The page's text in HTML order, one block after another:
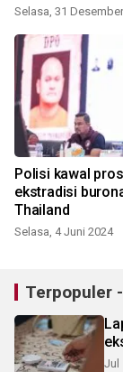
Selasa, 31
Polisi kawal
ekstradisi
Thailand
Selasa, 4 Juni 2024
Terpopuler
Jul